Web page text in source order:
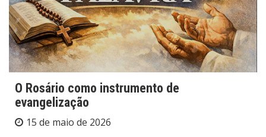
O Rosário como instrumento de
evangelização
15 de maio de 2026